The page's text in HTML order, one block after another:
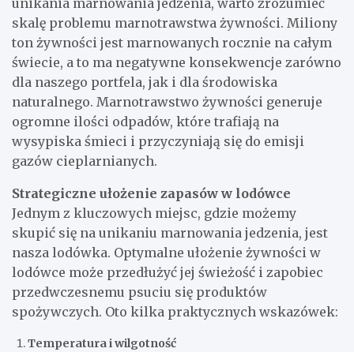
unikania marnowania jedzenia, warto zrozumieć
skalę problemu marnotrawstwa żywności. Miliony
ton żywności jest marnowanych rocznie na całym
świecie, a to ma negatywne konsekwencje zarówno
dla naszego portfela, jak i dla środowiska
naturalnego. Marnotrawstwo żywności generuje
ogromne ilości odpadów, które trafiają na
wysypiska śmieci i przyczyniają się do emisji
gazów cieplarnianych.
Strategiczne ułożenie zapasów w lodówce
Jednym z kluczowych miejsc, gdzie możemy
skupić się na unikaniu marnowania jedzenia, jest
nasza lodówka. Optymalne ułożenie żywności w
lodówce może przedłużyć jej świeżość i zapobiec
przedwczesnemu psuciu się produktów
spożywczych. Oto kilka praktycznych wskazówek:
Temperatura i wilgotność